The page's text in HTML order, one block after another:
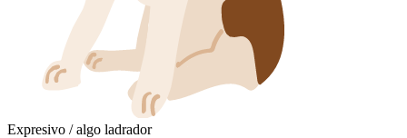
Expresivo / algo ladrador